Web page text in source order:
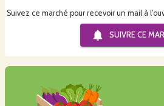
Suivez ce marché pour recevoir un mail à
SUIVRE CE